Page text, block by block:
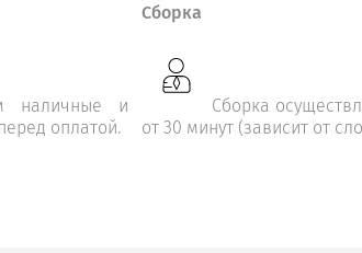
наличные и
оплатой.
Сборка
Сборка
от 30 минут (зависит от